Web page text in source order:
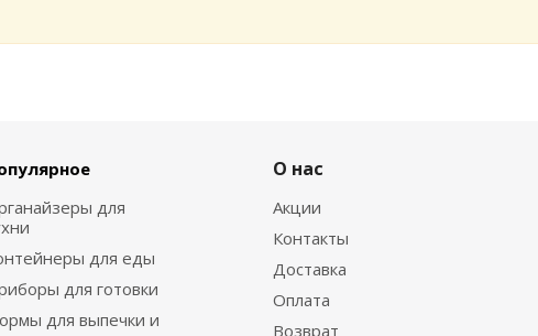
для
для еды
для готовки
для выпечки и
О нас
Акции
Контакты
Доставка
Оплата
Возврат